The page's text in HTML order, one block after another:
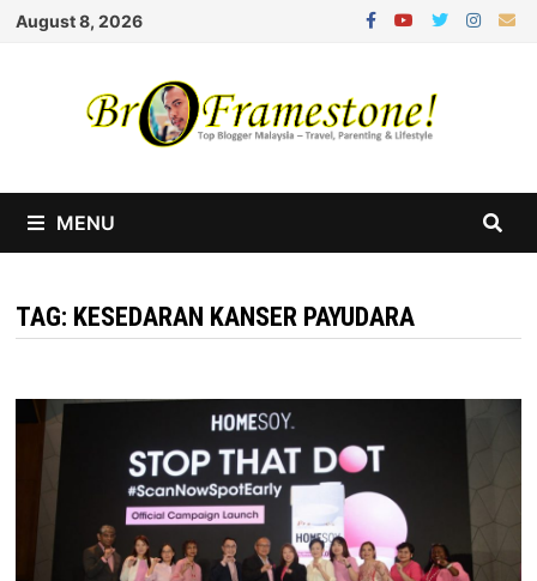
Skip
August 8, 2026
MENU
TAG: KESEDARAN KANSER PAYUDARA